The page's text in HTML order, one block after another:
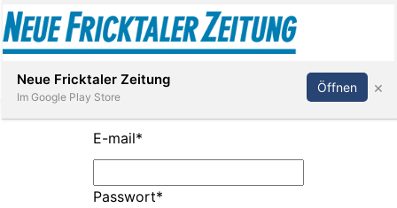
Abonnieren Anmelden
E-mail*
Passwort*
Neue Fricktaler Zeitung
Im Google Play Store
Öffnen ×